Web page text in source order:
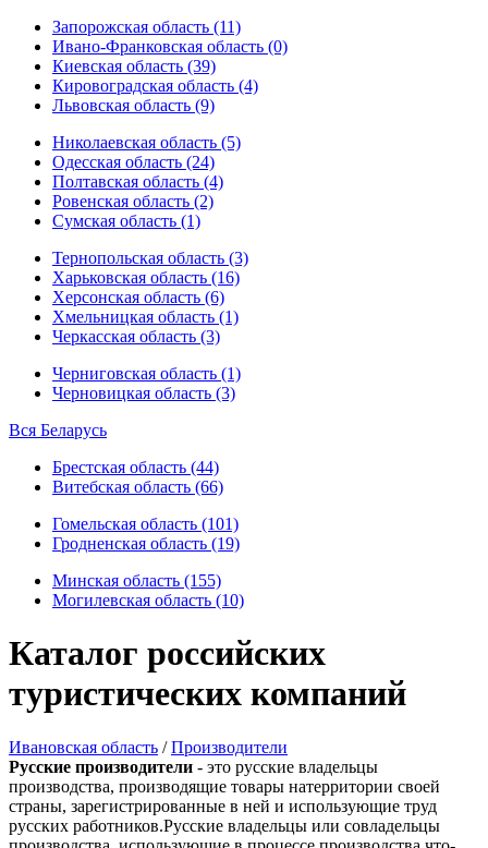
Запорожская область (11)
Ивано-Франковская область (0)
Киевская область (39)
Кировоградская область (4)
Львовская область (9)
Николаевская область (5)
Одесская область (24)
Полтавская область (4)
Ровенская область (2)
Сумская область (1)
Тернопольская область (3)
Харьковская область (16)
Херсонская область (6)
Хмельницкая область (1)
Черкасская область (3)
Черниговская область (1)
Черновицкая область (3)
Вся Беларусь
Брестская область (44)
Витебская область (66)
Гомельская область (101)
Гродненская область (19)
Минская область (155)
Могилевская область (10)
Каталог российских
туристических компаний
Ивановская область /Производители
Русские производители - это русские владельцы
производства, производящие товары натерритории своей
страны, зарегистрированные в ней и использующие труд
русских работников.Русские владельцы или совладельцы